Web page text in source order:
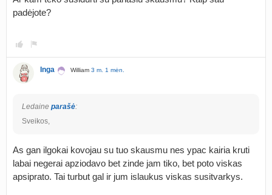
padėjote?
Inga William 3 m. 1 mėn.
Ledaine parašė:
Sveikos,
As gan ilgokai kovojau su tuo skausmu nes ypac kairia kruti
labai negerai apziodavo bet zinde jam tiko, bet poto viskas
apsiprato. Tai turbut gal ir jum islaukus viskas susitvarkys.